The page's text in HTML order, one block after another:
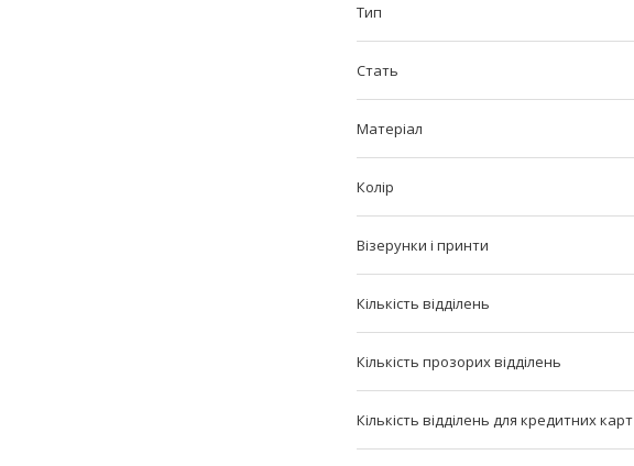
Тип
Стать
Матеріал
Колір
Візерунки і принти
Кількість відділень
Кількість прозорих відділень
Кількість відділень для кредитних карт